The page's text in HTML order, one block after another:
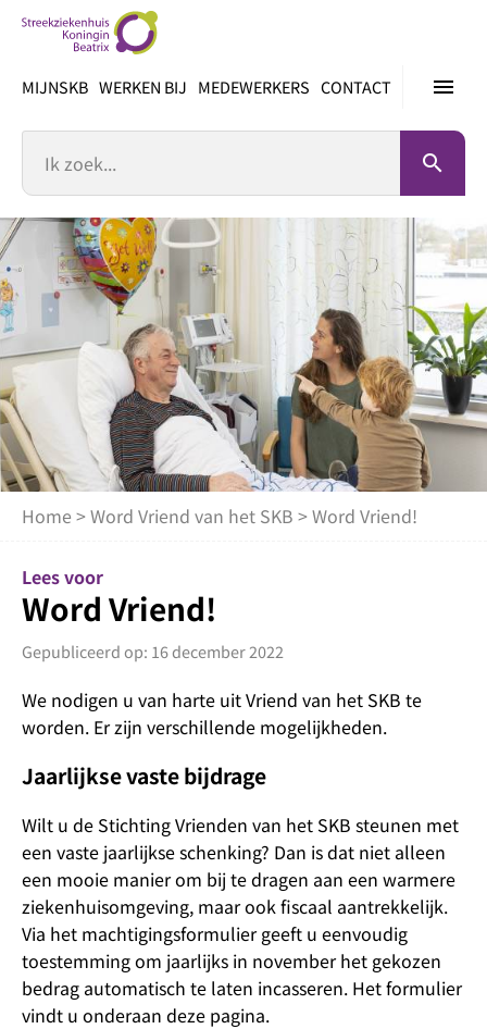
inhoud
menu
MIJNSKB WERKEN BIJ MEDEWERKERS CONTACT
search
Home >Word Vriend van het SKB > Word Vriend!
Lees voor
Word Vriend!
Gepubliceerd op: 16 december 2022
We nodigen u van harte uit Vriend van het SKB te
worden. Er zijn verschillende mogelijkheden.
Jaarlijkse vaste bijdrage
Wilt u de Stichting Vrienden van het SKB steunen met
een vaste jaarlijkse schenking? Dan is dat niet alleen
een mooie manier om bij te dragen aan een warmere
ziekenhuisomgeving, maar ook fiscaal aantrekkelijk.
Via het machtigingsformulier geeft u eenvoudig
toestemming om jaarlijks in november het gekozen
bedrag automatisch te laten incasseren. Het formulier
vindt u onderaan deze pagina.